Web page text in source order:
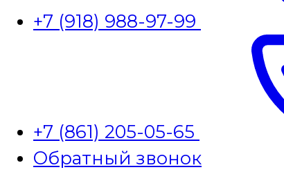
+7 (918) 988-97-99
+7 (861) 205-05-65
Обратный звонок